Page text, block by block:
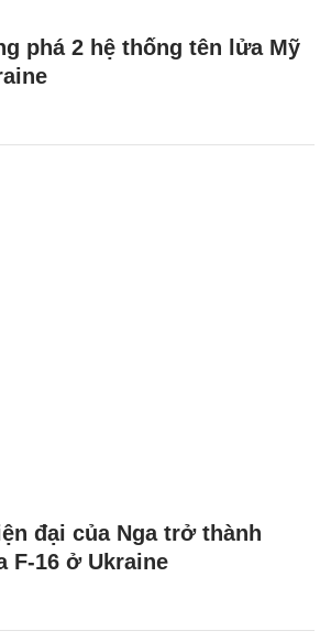
phá 2 hệ thống tên lửa Mỹ
đại của Nga trở thành
F-16 ở Ukraine